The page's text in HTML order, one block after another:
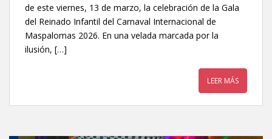
de este viernes, 13 de marzo, la celebración de la Gala
del Reinado Infantil del Carnaval Internacional de
Maspalomas 2026. En una velada marcada por la
ilusión, […]
LEER MÁS